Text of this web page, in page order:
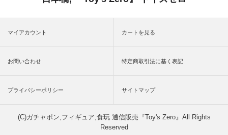
マイアカウント カートを見る
お問い合わせ 特定商取引法に基く表記
プライバシーポリシー サイトマップ
(C)ガチャポン,フィギュア,食玩 通信販売『Toy's Zero』All Rights
Reserved